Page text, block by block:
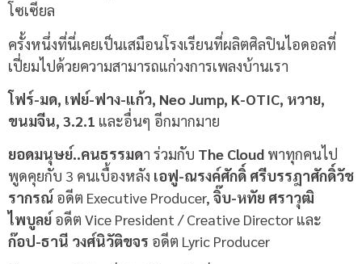
โซเซียล
ครั้งหนึ่งที่นี่เคยเป็นเสมือนโรงเรียนที่ผลิตศิลปินไอดอลที่
เปี่ยมไปด้วยความสามารถแก่วงการเพลงบ้านเรา
โฟร์-มด, เฟย์-ฟาง-แก้ว, Neo Jump, K-OTIC, หวาย,
ขนมจีน, 3.2.1 และอื่นๆ อีกมากมาย
ยอดมนุษย์..คนธรรมดา ร่วมกับ The Cloud พาทุกคนไป
พูดคุยกับ 3 คนเบื้องหลัง เอฟู-ณรงค์ศักดิ์ ศรีบรรฎาศักดิ์วัช
รากรณ์ อดีต Executive Producer, จิ๊บ-หทัย ศราวุฒิ
ไพบูลย์ อดีต Vice President / Creative Director และ
ก๊อป-ธานี วงศ์นิวัติขจร อดีต Lyric Producer